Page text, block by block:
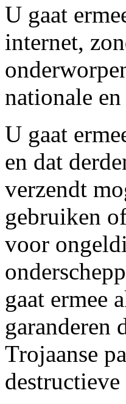
U gaat
internet,
nationale
U gaat
en dat
verzendt
gebruiken
voor
gaat ermee
garanderen
Trojaanse